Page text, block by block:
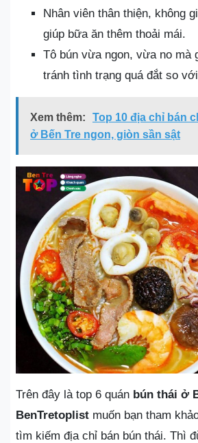
Nhân viên thân thiện, không
giúp bữa ăn thêm thoải mái.
Tô bún vừa ngon, vừa no mà
tránh tình trạng quá đắt so
Xem thêm:
Top 10 địa chỉ bán
ở Bến Tre ngon, giòn sần sật
Trên đây là top 6 quán bún thái ở
BenTretoplist muốn bạn tham
tìm kiếm địa chỉ bán bún thái. Thì